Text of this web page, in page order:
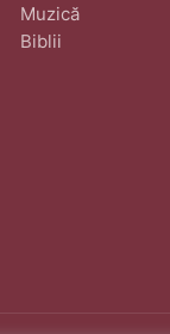
Muzică
Biblii